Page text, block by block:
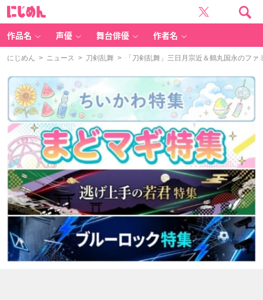
作品名 声優 舞台俳優 作者名
にじめん > ニュース > 刀剣乱舞 > 「刀剣乱舞」三日月宗近＆鶴丸国永のファ